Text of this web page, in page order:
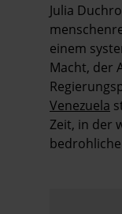
Julia
einem
Macht, der
Venezuela
Zeit, in der